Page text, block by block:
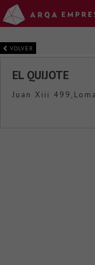
VOLVER
EL QUIJOTE
Juan Xiii